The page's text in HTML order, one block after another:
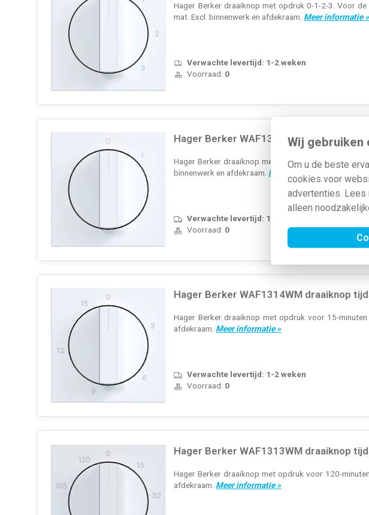
Wij gebruiken
Om u de beste
cookies voor
advertenties. Lees
alleen
Hager Berker draaiknop met opdruk 0-1-2-3. Voor
mat. Excl. binnenwerk en afdekraam. Meer informatie »
Verwachte levertijd: 1-2 weken
Voorraad: 0
Hager Berker WAF1318WM draaiknop
Hager Berker draaiknop met opdruk 0-1. Voor de 2-
binnenwerk en afdekraam. Meer informatie »
Verwachte levertijd: 1-2 weken
Voorraad: 0
Hager Berker WAF1314WM draaiknop
Hager Berker draaiknop met opdruk voor 15-
afdekraam. Meer informatie »
Verwachte levertijd: 1-2 weken
Voorraad: 0
Hager Berker WAF1313WM draaiknop
Hager Berker draaiknop met opdruk voor 120-
afdekraam. Meer informatie »